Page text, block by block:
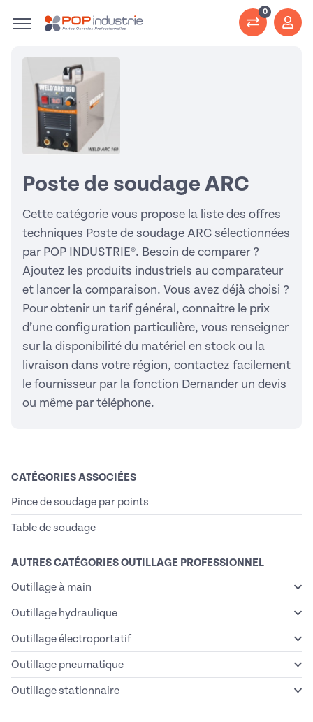
0
Poste de soudage ARC
Cette catégorie vous propose la liste des offres
techniques Poste de soudage ARC sélectionnées
par POP INDUSTRIE®. Besoin de comparer ?
Ajoutez les produits industriels au comparateur
et lancer la comparaison. Vous avez déjà choisi ?
Pour obtenir un tarif général, connaitre le prix
d’une configuration particulière, vous renseigner
sur la disponibilité du matériel en stock ou la
livraison dans votre région, contactez facilement
le fournisseur par la fonction Demander un devis
ou même par téléphone.
CATÉGORIES ASSOCIÉES
Pince de soudage par points
Table de soudage
AUTRES CATÉGORIES OUTILLAGE PROFESSIONNEL
Outillage à main
Outillage hydraulique
Outillage électroportatif
Outillage pneumatique
Outillage stationnaire